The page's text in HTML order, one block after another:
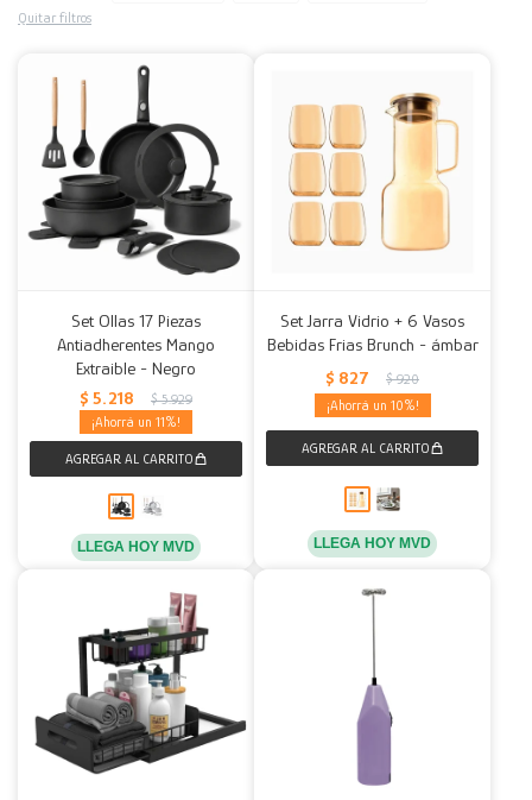
Quitar filtros
Set Ollas 17 Piezas
Antiadherentes Mango
Extraible - Negro
$ 5.218 $ 5.929
11
LLEGA HOY MVD
Set Jarra Vidrio + 6 Vasos
Bebidas Frias Brunch - ámbar
$ 827 $ 920
10
LLEGA HOY MVD
Accesorios para el hogar
Herramientas
Muebles Infantiles